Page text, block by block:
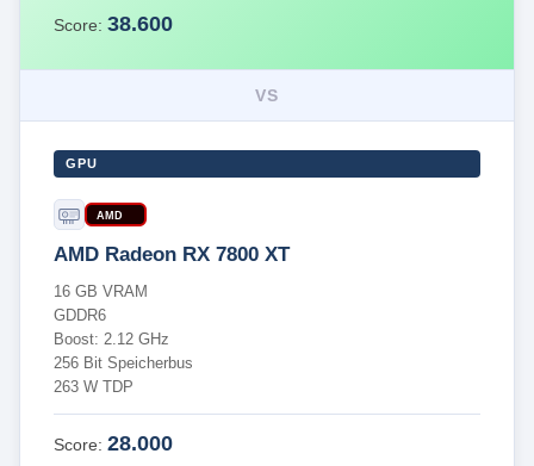
Score: 38.600
VS
GPU
AMD
AMD Radeon RX 7800 XT
16 GB VRAM
GDDR6
Boost: 2.12 GHz
256 Bit Speicherbus
263 W TDP
Score: 28.000